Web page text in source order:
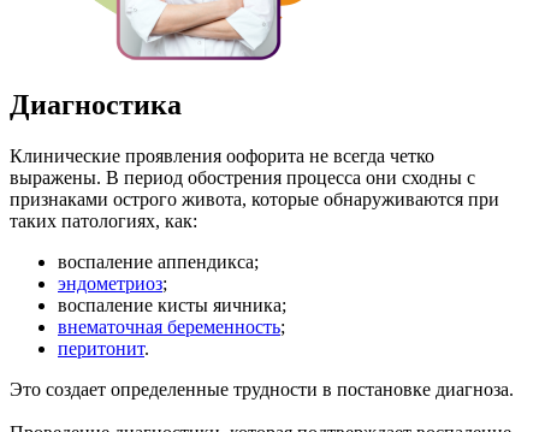
Диагностика
Клинические проявления оофорита не всегда четко
выражены. В период обострения процесса они сходны с
признаками острого живота, которые обнаруживаются при
таких патологиях, как:
воспаление аппендикса;
эндометриоз;
воспаление кисты яичника;
внематочная беременность;
перитонит.
Это создает определенные трудности в постановке диагноза.